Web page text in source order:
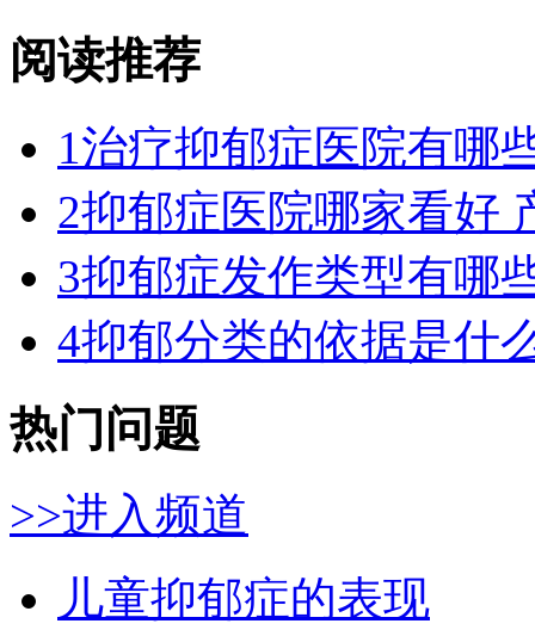
阅读推荐
1治疗抑郁症医院有哪
2抑郁症医院哪家看好
3抑郁症发作类型有哪
4抑郁分类的依据是什
热门问题
>>进入频道
儿童抑郁症的表现